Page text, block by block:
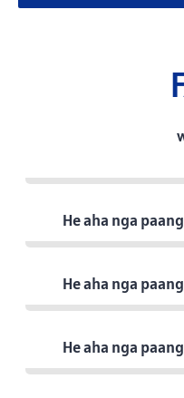
He aha nga
He aha nga
He aha nga